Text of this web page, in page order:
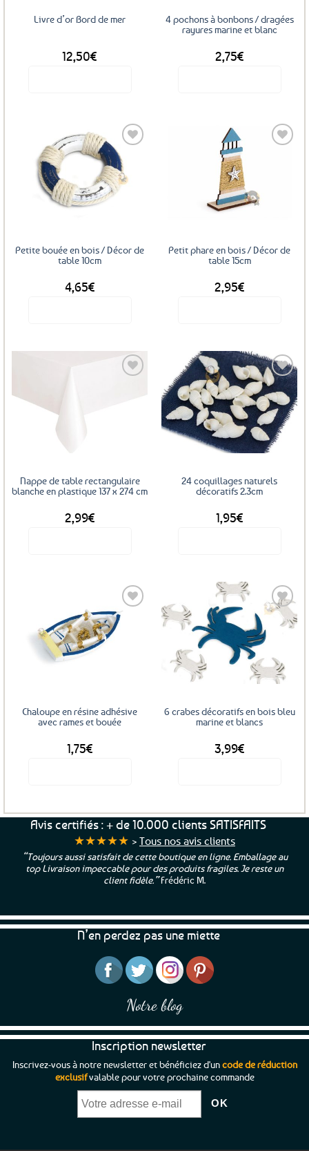
Livre d’or Bord de mer
12,50€
4 pochons à bonbons / dragées
rayures marine et blanc
2,75€
Ajouter
aux
Petite bouée en bois / Décor de
table 10cm
4,65€
Petit phare en bois / Décor de
table 15cm
2,95€
Nappe de table rectangulaire
blanche en plastique 137 x 274 cm
2,99€
Ajouter
aux
favoris
24 coquillages naturels
décoratifs 2.3cm
1,95€
Chaloupe en résine adhésive
avec rames et bouée
1,75€
Ajouter
favoris
6 crabes décoratifs en bois bleu
marine et blancs
3,99€
Avis certifiés : + de 10.000 clients SATISFAITS
★★★★★ > Tous nos avis clients
“Toujours aussi satisfait de cette boutique en ligne. Emballage au
top Livraison impeccable pour des produits fragiles. Je reste un
client fidèle.”Frédéric M.
N’en perdez pas une miette
Notre blog
Inscription newsletter
Inscrivez-vous à notre newsletter et bénéficiez d'uncode de réduction
exclusifvalable pour votre prochaine commande